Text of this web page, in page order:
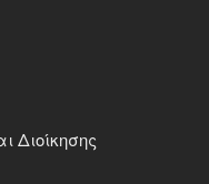
Διοίκησης